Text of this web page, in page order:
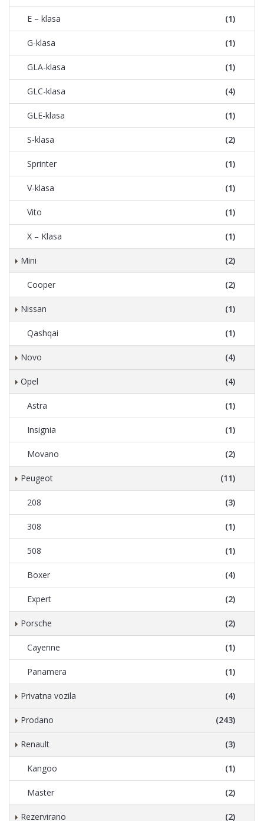
E – klasa (1)
G-klasa (1)
GLA-klasa (1)
GLC-klasa (4)
GLE-klasa (1)
S-klasa (2)
Sprinter (1)
V-klasa (1)
Vito (1)
X – Klasa (1)
Mini (2)
Cooper (2)
Nissan (1)
Qashqai (1)
Novo (4)
Opel (4)
Astra (1)
Insignia (1)
Movano (2)
Peugeot (11)
208 (3)
308 (1)
508 (1)
Boxer (4)
Expert (2)
Porsche (2)
Cayenne (1)
Panamera (1)
Privatna vozila (4)
Prodano (243)
Renault (3)
Kangoo (1)
Master (2)
Rezervirano (2)